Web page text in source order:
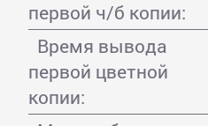
первой ч/б копии:
Время вывода
первой цветной
копии: